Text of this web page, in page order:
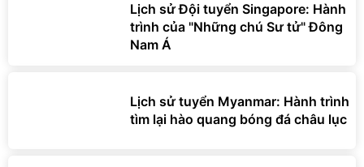
Lịch sử Đội tuyển Singapore: Hành
trình của "Những chú Sư tử" Đông
Nam Á
Lịch sử tuyển Myanmar: Hành trình
tìm lại hào quang bóng đá châu lục